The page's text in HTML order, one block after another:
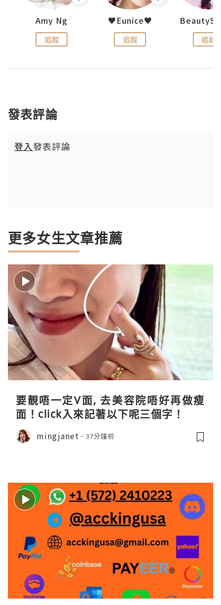
Amy Ng
追蹤
♥Eunice♥
追蹤 追蹤
發表評論
登入發表評論
更多女生文章推薦
要靚唔一定V面, 去美容院唔好再做瘦
面！click入來記著以下呢三個字！
mingjanet 37分鐘前